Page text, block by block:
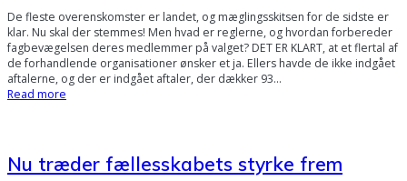
De fleste overenskomster er landet, og mæglingsskitsen for de sidste er
klar. Nu skal der stemmes! Men hvad er reglerne, og hvordan forbereder
fagbevægelsen deres medlemmer på valget? DET ER KLART, at et flertal af
de forhandlende organisationer ønsker et ja. Ellers havde de ikke indgået
aftalerne, og der er indgået aftaler, der dækker 93…
Read more
Nu træder fællesskabets styrke frem